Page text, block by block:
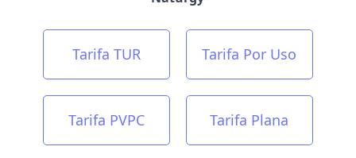
Tarifa TUR Tarifa Por Uso
Tarifa PVPC Tarifa Plana